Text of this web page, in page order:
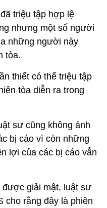
triệu tập hợp lệ
nhưng một số người
những người này
tòa.
thiết có thể triệu tập
tòa diễn ra trong
sư cũng không ảnh
bị cáo vì còn những
lợi của các bị cáo vẫn
được giải mật, luật sư
cho rằng đây là phiên